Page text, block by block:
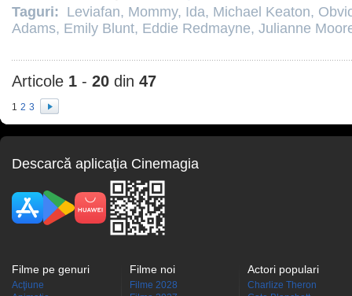
Taguri: Leviafan, Mommy, Ida, Michael Keaton,
Adams, Emily Blunt, Eddie Redmayne, Julianne
Articole 1 - 20 din 47
1 2 3
Descarcă aplicaţia Cinemagia
Filme pe genuri
Acţiune
Filme noi
Filme 2028
Actori populari
Charlize Theron